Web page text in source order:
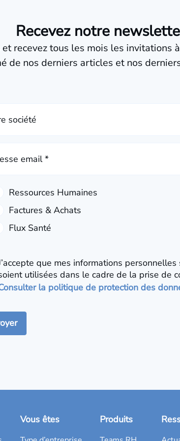
Recevez notre
et recevez tous les mois les invitations
de nos derniers articles et nos
société
email *
que mes informations personnelles
utilisées dans le cadre de la prise de
la politique de protection des
Vous êtes Produits